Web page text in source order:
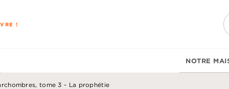
!
NOTRE
tome 3 - La prophétie